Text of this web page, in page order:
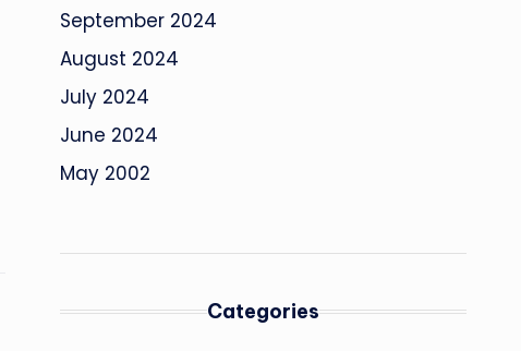
September 2024
August 2024
July 2024
June 2024
May 2002
Categories